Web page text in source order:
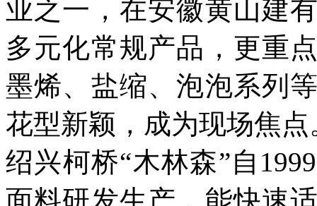
业之一，在安徽黄山建
多元化常规产品，更重
墨烯、盐缩、泡泡系列
花型新颖，成为现场焦点
绍兴柯桥“木林森”自
面料研发生产，能快速